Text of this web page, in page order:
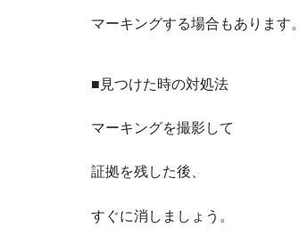
マーキングする場合もあります。
■見つけた時の対処法
マーキングを撮影して
証拠を残した後、
すぐに消しましょう。